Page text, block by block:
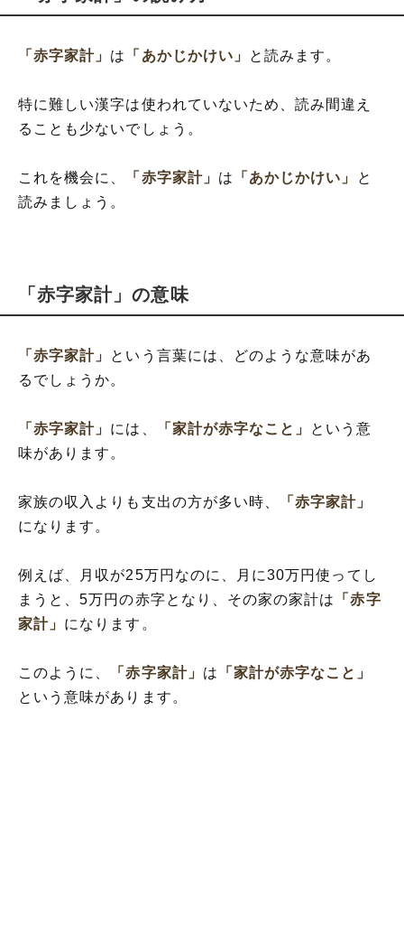
「赤字家計」 は 「あかじかけい」 と読みます。
特に難しい漢字は使われていないため、読み間違え
ることも少ないでしょう。
これを機会に、 「赤字家計」 は 「あかじかけい」
と
読みましょう。
「赤字家計」の意味
「赤字家計」 という言葉には、どのような意味があ
るでしょうか。
「赤字家計」 には、 「家計が赤字なこと」
という意
味があります。
家族の収入よりも支出の方が多い時、
「赤字家計」
になります。
例えば、月収が25万円なのに、月に30万円使ってし
まうと、5万円の赤字となり、その家の家計は
「赤字
家計」 になります。
このように、 「赤字家計」 は
「家計が赤字なこと」
という意味があります。